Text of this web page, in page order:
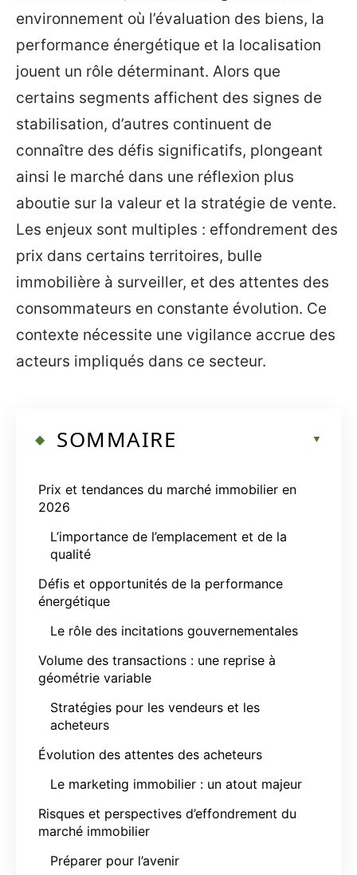
environnement où l’évaluation des biens, la
performance énergétique et la localisation
jouent un rôle déterminant. Alors que
certains segments affichent des signes de
stabilisation, d’autres continuent de
connaître des défis significatifs, plongeant
ainsi le marché dans une réflexion plus
aboutie sur la valeur et la stratégie de vente.
Les enjeux sont multiples : effondrement des
prix dans certains territoires, bulle
immobilière à surveiller, et des attentes des
consommateurs en constante évolution. Ce
contexte nécessite une vigilance accrue des
acteurs impliqués dans ce secteur.
SOMMAIRE
Prix et tendances du marché immobilier en
2026
L’importance de l’emplacement et de la
qualité
Défis et opportunités de la performance
énergétique
Le rôle des incitations gouvernementales
Volume des transactions : une reprise à
géométrie variable
Stratégies pour les vendeurs et les
acheteurs
Évolution des attentes des acheteurs
Le marketing immobilier : un atout majeur
Risques et perspectives d’effondrement du
marché immobilier
Préparer pour l’avenir